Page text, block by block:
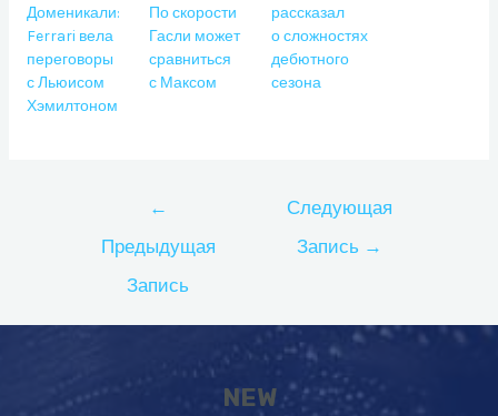
Доменикали:
Ferrari вела
переговоры
с Льюисом
Хэмилтоном
По скорости
Гасли может
сравниться
с Максом
рассказал
о сложностях
дебютного
сезона
записям
←
Предыдущая
Запись
Следующая
Запись →
NEW